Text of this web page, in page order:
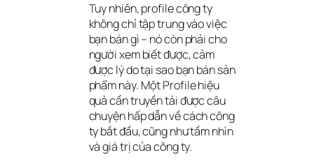
Tuy nhiên, profile công ty
không chỉ tập trung vào việc
bạn bán gì – nó còn phải cho
người xem biết được, cảm
được lý do tại sao bạn bán sản
phẩm này. Một Profile hiệu
quả cần truyền tải được câu
chuyện hấp dẫn về cách công
ty bắt đầu, cũng như tầm nhìn
và giá trị của công ty.